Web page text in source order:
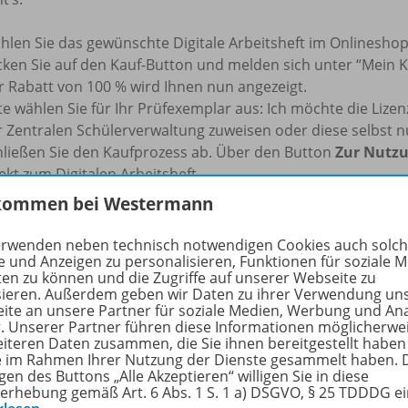
Sie das gewünschte Digitale Arbeitsheft im
Sie auf den Kauf-Button und melden sich unter “Mein
Rabatt von 100 % wird Ihnen nun angezeigt.
wählen Sie für Ihr Prüfexemplar aus: Ich möchte die
Zentralen Schülerverwaltung zuweisen oder diese selbst
Sie den Kaufprozess ab. Über den Button Zur
zum Digitalen Arbeitsheft.
Das Angebot gilt nur für den Kauf einer Einzellizenz (1
oder Referendar/-in registriert sind.
Sie mehr über die Reihe
bei Westermann
neben technisch notwendigen Cookies auch
und Anzeigen zu personalisieren, Funktionen für soziale
zu können und die Zugriffe auf unserer Webseite zu
Außerdem geben wir Daten zu ihrer Verwendung
an unsere Partner für soziale Medien, Werbung und
Unserer Partner führen diese Informationen
Daten zusammen, die Sie ihnen bereitgestellt
im Rahmen Ihrer Nutzung der Dienste gesammelt haben.
des Buttons „Alle Akzeptieren“ willigen Sie in diese
gemäß Art. 6 Abs. 1 S. 1 a) DSGVO, § 25 TDDDG